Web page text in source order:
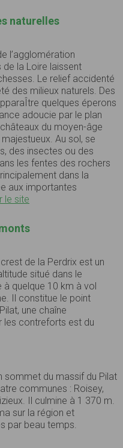
naturelles
l’agglomération
la Loire laissent
Le relief accidenté
des milieux naturels. Des
quelques éperons
adoucie par le plan
du moyen-âge
Au sol, se
des insectes ou des
les fentes des rochers
dans la
aux importantes
le site
de la Perdrix est un
situé dans le
quelque 10 km à vol
Il constitue le point
une chaîne
les contreforts est du
sommet du massif du Pilat
communes : Roisey,
Il culmine à 1 370 m.
sur la région et
par beau temps.